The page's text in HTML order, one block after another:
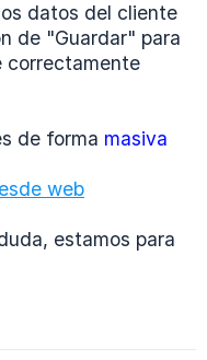
datos del cliente
de "Guardar" para
correctamente
de forma masiva
web
estamos para